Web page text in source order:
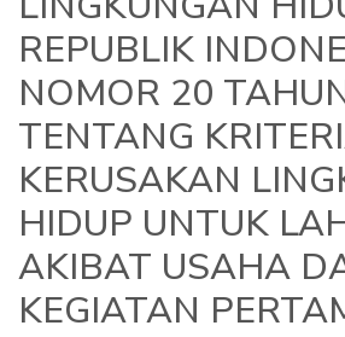
REPUBLIK
NOMOR 20
TENTANG
KERUSAKAN
HIDUP UNTUK
AKIBAT USAHA
KEGIATAN